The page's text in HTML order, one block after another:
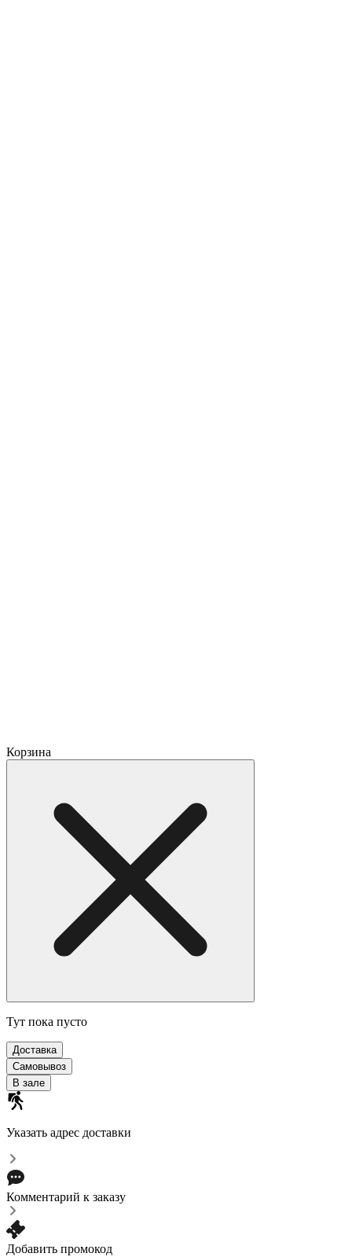
Корзина
Тут пока пусто
Доставка
Самовывоз
В зале
Указать адрес доставки
Комментарий к заказу
Добавить промокод